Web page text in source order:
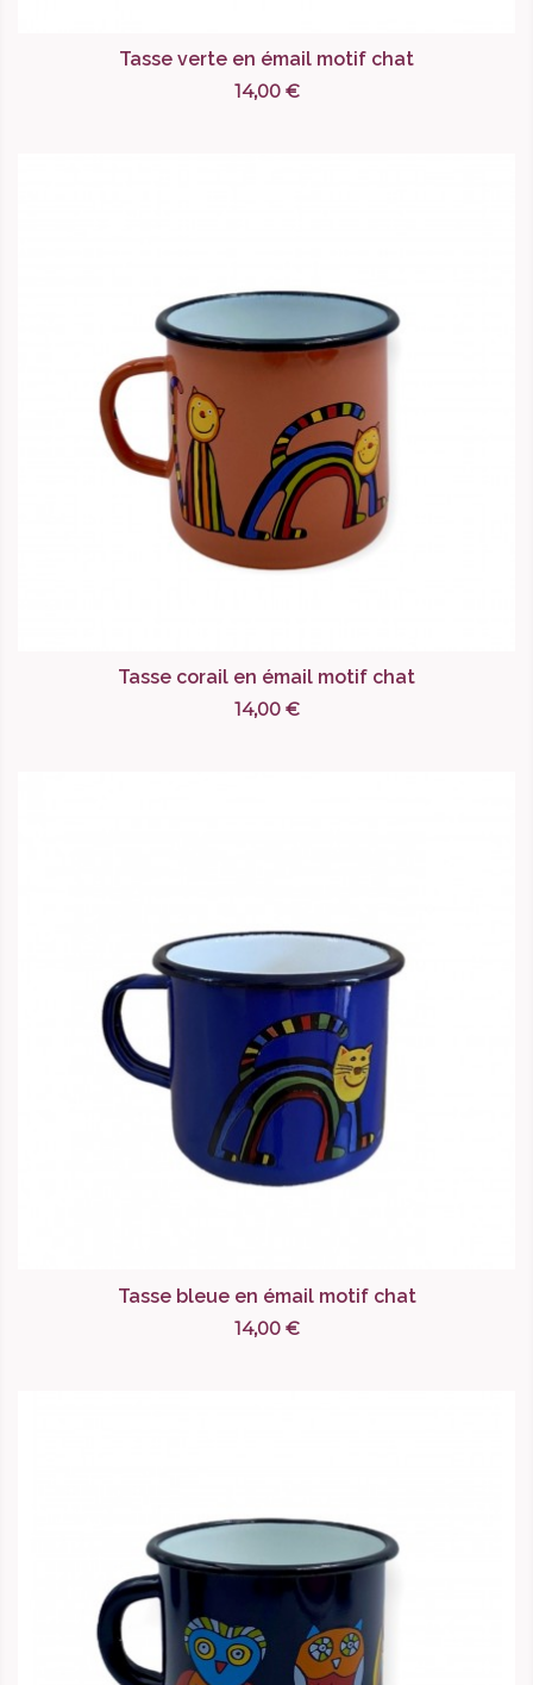
Tasse verte en émail motif chat
14,00 €
Tasse corail en émail motif chat
14,00 €
Tasse bleue en émail motif chat
14,00 €